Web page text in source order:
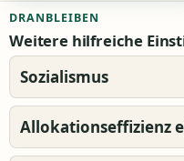
DRANBLEIBEN
Weitere hilfreiche
Sozialismus
Allokationseffizienz